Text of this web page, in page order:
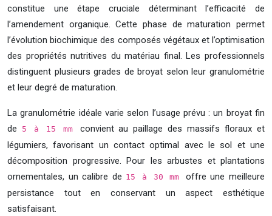
constitue une étape cruciale déterminant l’efficacité de
l’amendement organique. Cette phase de maturation permet
l’évolution biochimique des composés végétaux et l’optimisation
des propriétés nutritives du matériau final. Les professionnels
distinguent plusieurs grades de broyat selon leur granulométrie
et leur degré de maturation.
La granulométrie idéale varie selon l’usage prévu : un broyat fin
de
5 à 15 mm convient au paillage des massifs floraux et
légumiers, favorisant un contact optimal avec le sol et une
décomposition progressive. Pour les arbustes et plantations
ornementales, un calibre de 15 à 30 mm offre une meilleure
persistance tout en conservant un aspect esthétique
satisfaisant.